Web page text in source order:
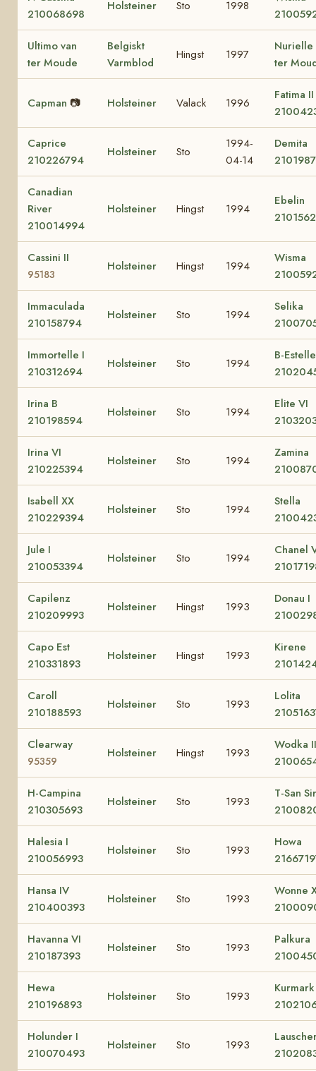
210068698
Holsteiner Sto 1998
Ultimo van
ter Moude
Belgiskt
Varmblod
Hingst 1997
Nurielle
ter
Capman 📷 Holsteiner Valack 1996
Fatima II
Caprice
210226794
Holsteiner Sto
1994-
04-14
Demita
Canadian
River
210014994
Holsteiner Hingst 1994
Ebelin
Cassini II
95183
Holsteiner Hingst 1994
Wisma
Immaculada
210158794
Holsteiner Sto 1994
Selika
Immortelle I
210312694
Holsteiner Sto 1994
B-Estelle
Irina B
210198594
Holsteiner Sto 1994
Elite VI
Irina VI
210225394
Holsteiner Sto 1994
Zamina
Isabell XX
210229394
Holsteiner Sto 1994
Stella
Jule I
210053394
Holsteiner Sto 1994
Chanel
Capilenz
210209993
Holsteiner Hingst 1993
Donau I
Capo Est
210331893
Holsteiner Hingst 1993
Kirene
Caroll
210188593
Holsteiner Sto 1993
Lolita
Clearway
95359
Holsteiner Hingst 1993
Wodka II
H-Campina
210305693
Holsteiner Sto 1993
T-San
Halesia I
210056993
Holsteiner Sto 1993
Howa
Hansa IV
210400393
Holsteiner Sto 1993
Wonne
Havanna VI
210187393
Holsteiner Sto 1993
Palkura
Hewa
210196893
Holsteiner Sto 1993
Kurmark
Holunder I
210070493
Holsteiner Sto 1993